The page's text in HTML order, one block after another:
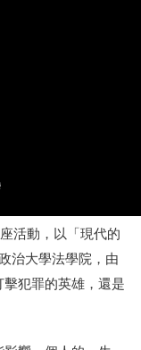
活動，以「現代的
治大學法學院，由
犯罪的英雄，還是